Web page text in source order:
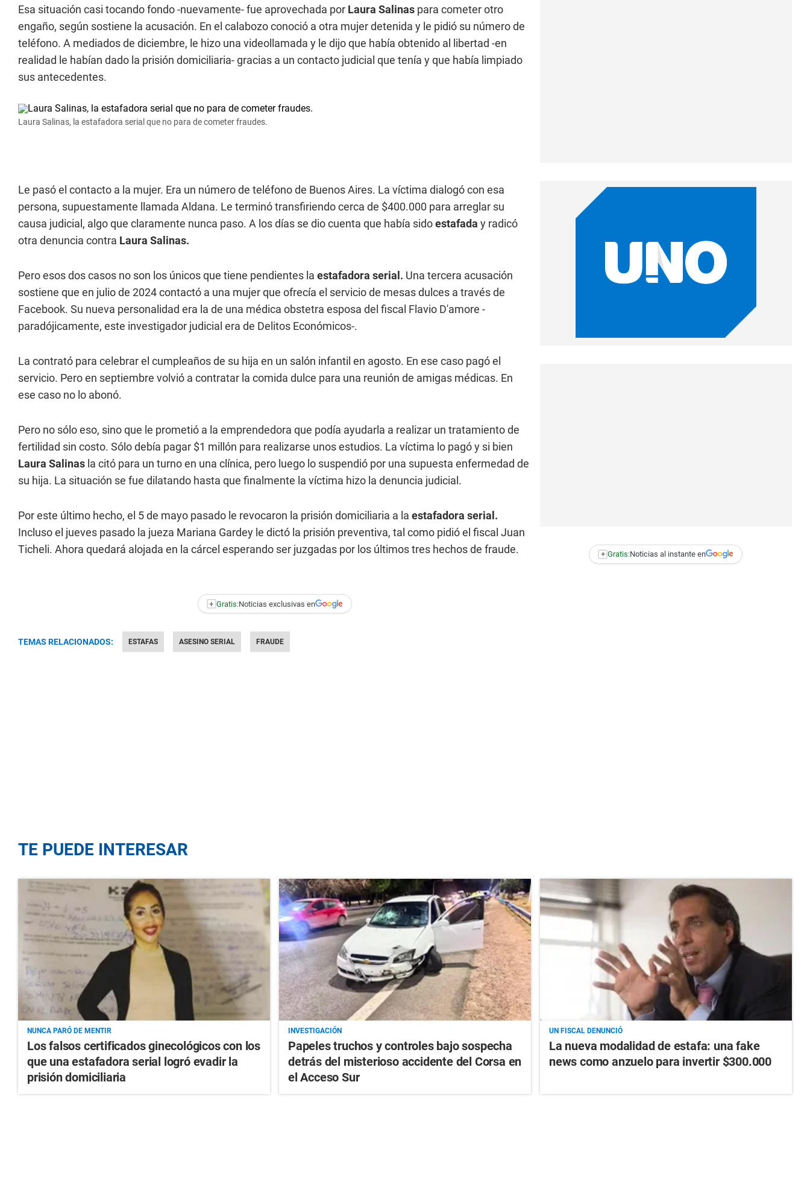
Esa situación casi tocando fondo -nuevamente- fue aprovechada por Laura Salinas para cometer otro
engaño, según sostiene la acusación. En el calabozo conoció a otra mujer detenida y le pidió su número de
teléfono. A mediados de diciembre, le hizo una videollamada y le dijo que había obtenido al libertad -en
realidad le habían dado la prisión domiciliaria- gracias a un contacto judicial que tenía y que había limpiado
sus antecedentes.
Laura Salinas, la estafadora serial que no para de cometer fraudes.
Le pasó el contacto a la mujer. Era un número de teléfono de Buenos Aires. La víctima dialogó con esa
persona, supuestamente llamada Aldana. Le terminó transfiriendo cerca de $400.000 para arreglar su
causa judicial, algo que claramente nunca paso. A los días se dio cuenta que había sidoestafada y radicó
otra denuncia contra Laura Salinas.
Pero esos dos casos no son los únicos que tiene pendientes la estafadora serial. Una tercera acusación
sostiene que en julio de 2024 contactó a una mujer que ofrecía el servicio de mesas dulces a través de
Facebook. Su nueva personalidad era la de una médica obstetra esposa del fiscal Flavio D'amore -
paradójicamente, este investigador judicial era de Delitos Económicos-.
La contrató para celebrar el cumpleaños de su hija en un salón infantil en agosto. En ese caso pagó el
servicio. Pero en septiembre volvió a contratar la comida dulce para una reunión de amigas médicas. En
ese caso no lo abonó.
Pero no sólo eso, sino que le prometió a la emprendedora que podía ayudarla a realizar un tratamiento de
fertilidad sin costo. Sólo debía pagar $1 millón para realizarse unos estudios. La víctima lo pagó y si bien
Laura Salinas la citó para un turno en una clínica, pero luego lo suspendió por una supuesta enfermedad de
su hija. La situación se fue dilatando hasta que finalmente la víctima hizo la denuncia judicial.
Por este último hecho, el 5 de mayo pasado le revocaron la prisión domiciliaria a la estafadora serial.
Incluso el jueves pasado la jueza Mariana Gardey le dictó la prisión preventiva, tal como pidió el fiscal Juan
Ticheli. Ahora quedará alojada en la cárcel esperando ser juzgadas por los últimos tres hechos de fraude.
+ Gratis:Noticias exclusivas en
TEMAS RELACIONADOS: ESTAFAS ASESINO SERIAL FRAUDE
+ Gratis:Noticias al instante en
TE PUEDE INTERESAR
NUNCA PARÓ DE MENTIR
Los falsos certificados ginecológicos con los
que una estafadora serial logró evadir la
prisión domiciliaria
INVESTIGACIÓN
Papeles truchos y controles bajo sospecha
detrás del misterioso accidente del Corsa en
el Acceso Sur
UN FISCAL DENUNCIÓ
La nueva modalidad de estafa: una fake
news como anzuelo para invertir $300.000